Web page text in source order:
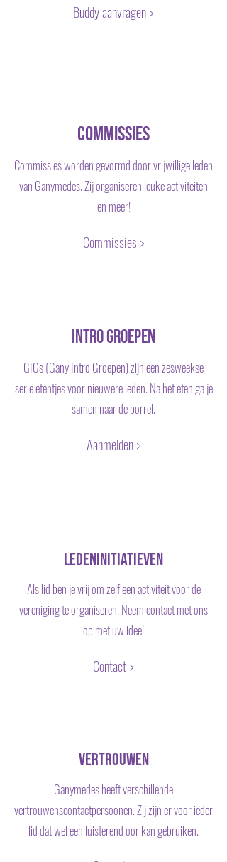
Buddy aanvragen >
Commissies
Commissies worden gevormd door vrijwillige leden
van Ganymedes. Zij organiseren leuke activiteiten
en meer!
Commissies >
Intro Groepen
GIGs (Gany Intro Groepen) zijn een zesweekse
serie etentjes voor nieuwere leden. Na het eten ga je
samen naar de borrel.
Aanmelden >
Ledeninitiatieven
Als lid ben je vrij om zelf een activiteit voor de
vereniging te organiseren. Neem contact met ons
op met uw idee!
Contact >
Vertrouwen
Ganymedes heeft verschillende
vertrouwenscontactpersoonen. Zij zijn er voor ieder
lid dat wel een luisterend oor kan gebruiken.